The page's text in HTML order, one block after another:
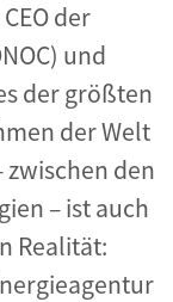
der
und
der größten
der Welt
zwischen den
– ist auch
Realität: